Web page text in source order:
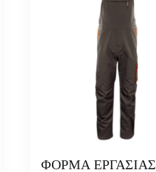
ΦΟΡΜΑ ΕΡΓΑΣΙΑΣ